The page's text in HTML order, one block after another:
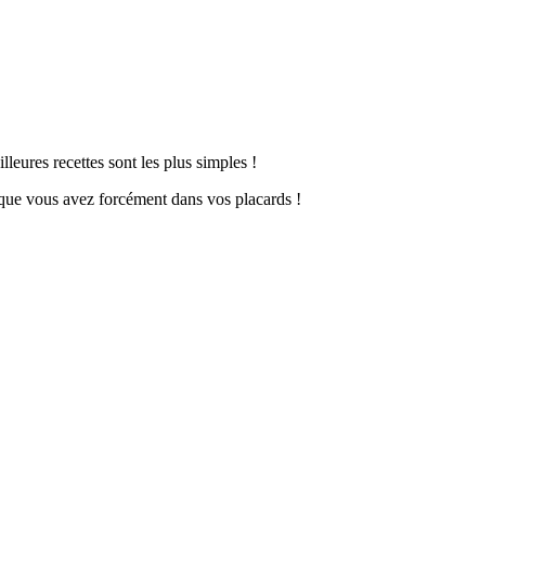
recettes sont les plus simples !
vous avez forcément dans vos placards !